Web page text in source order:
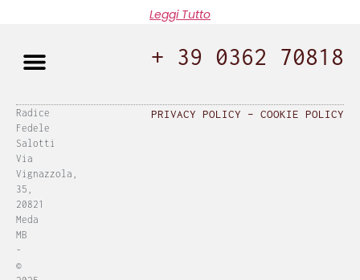
Leggi Tutto
+ 39 0362 70818
Radice
Fedele
Salotti
Via
Vignazzola,
35,
20821
Meda
MB
-
©
PRIVACY POLICY – COOKIE POLICY